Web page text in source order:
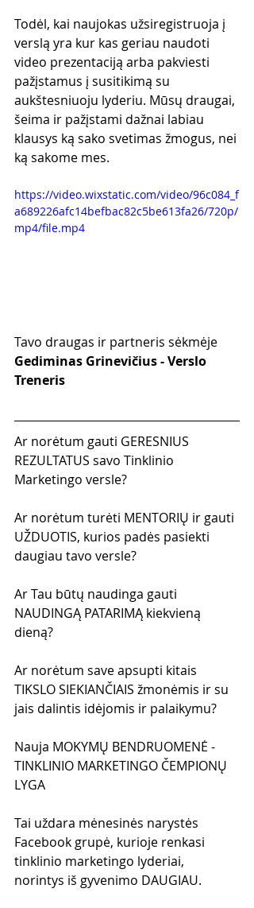
Todėl, kai naujokas užsiregistruoja į
verslą yra kur kas geriau naudoti
video prezentaciją arba pakviesti
pažįstamus į susitikimą su
aukštesniuoju lyderiu. Mūsų draugai,
šeima ir pažįstami dažnai labiau
klausys ką sako svetimas žmogus, nei
ką sakome mes.
https://video.wixstatic.com/video/96c084_f
a689226afc14befbac82c5be613fa26/720p/
mp4/file.mp4
Tavo draugas ir partneris sėkmėje
Gediminas Grinevičius - Verslo
Treneris
Ar norėtum gauti GERESNIUS
REZULTATUS savo Tinklinio
Marketingo versle?
Ar norėtum turėti MENTORIŲ ir gauti
UŽDUOTIS, kurios padės pasiekti
daugiau tavo versle?
Ar Tau būtų naudinga gauti
NAUDINGĄ PATARIMĄ kiekvieną
dieną?
Ar norėtum save apsupti kitais
TIKSLO SIEKIANČIAIS žmonėmis ir su
jais dalintis idėjomis ir palaikymu?
Nauja MOKYMŲ BENDRUOMENĖ -
TINKLINIO MARKETINGO ČEMPIONŲ
LYGA
Tai uždara mėnesinės narystės
Facebook grupė, kurioje renkasi
tinklinio marketingo lyderiai,
norintys iš gyvenimo DAUGIAU.